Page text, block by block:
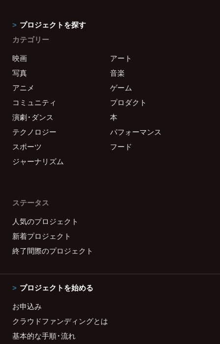
プロジェクトを探す
カテゴリー
映画
アート
写真
音楽
アニメ
ゲーム
コミュニティ
プロダクト
演劇・ダンス
本
テクノロジー
パフォーマンス
スポーツ
フード
ジャーナリズム
ステータス
人気のプロジェクト
新着プロジェクト
終了間際のプロジェクト
プロジェクトを始める
お申込み
クラウドファンディングとは
基本的な手順・流れ